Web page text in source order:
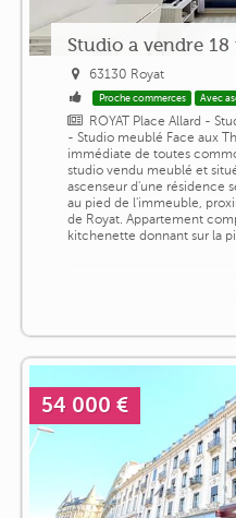
Studio a vendre 18
63130 Royat
Proche commerces Avec
ROYAT Place Allard -
- Studio meublé Face aux
immédiate de toutes
studio vendu meublé et
ascenseur d'une résidence
au pied de l'immeuble,
de Royat. Appartement
kitchenette donnant sur la
54 000 €